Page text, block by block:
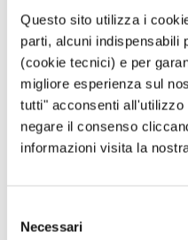
Questo sito utilizza i
parti, alcuni indispensabili
(cookie tecnici) e per
migliore esperienza sul
tutti" acconsenti
negare il consenso
informazioni visita la
delNecessari
Avvertimi via email in
commento.
Avvertimi via email alla
articolo.